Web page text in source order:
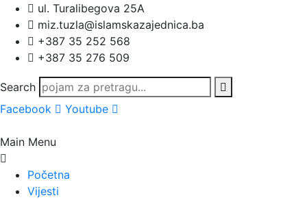
ul. Turalibegova 25A
miz.tuzla@islamskazajednica.ba
+387 35 252 568
+387 35 276 509
Search
Facebook
Youtube
Main Menu
Početna
Vijesti